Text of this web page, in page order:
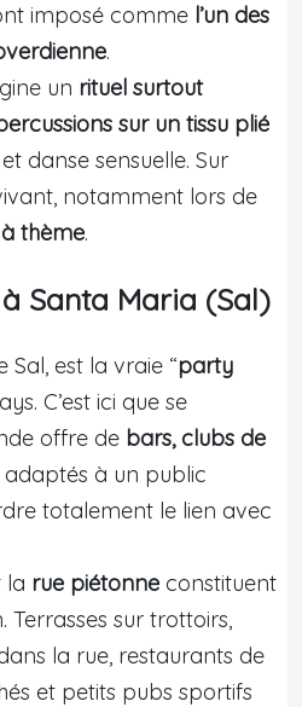
imposé comme l’un des
.
un rituel surtout
sur un tissu plié
et danse sensuelle. Sur
notamment lors de
thème.
Santa Maria (Sal)
Sal, est la vraie “party
C’est ici que se
offre de bars, clubs de
adaptés à un public
totalement le lien avec
la rue piétonne constituent
sur trottoirs,
la rue, restaurants de
et petits pubs sportifs